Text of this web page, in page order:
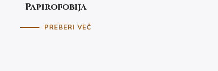
Papirofobija
PREBERI VEČ